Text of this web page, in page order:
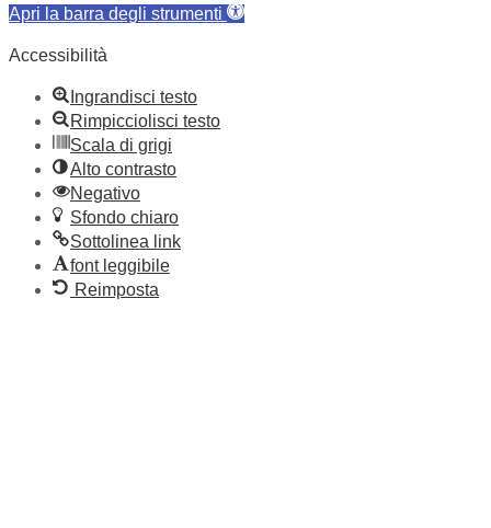
Apri la barra degli strumenti
Accessibilità
Ingrandisci testo
Rimpicciolisci testo
Scala di grigi
Alto contrasto
Negativo
Sfondo chiaro
Sottolinea link
font leggibile
Reimposta